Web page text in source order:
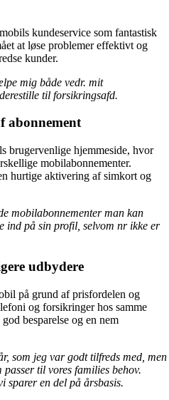
kundeservice som fantastisk
at løse problemer effektivt og
kunder.
mig både vedr. mit
til forsikringsafd.
abonnement
brugervenlige hjemmeside, hvor
mobilabonnementer.
hurtige aktivering af simkort og
mobilabonnementer man kan
ind på sin profil, selvom nr ikke er
udbydere
på grund af prisfordelen og
og forsikringer hos samme
besparelse og en nem
som jeg var godt tilfreds med, men
til vores families behov.
sparer en del på årsbasis.